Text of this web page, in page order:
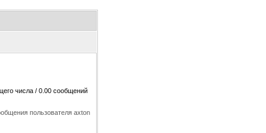
числа / 0.00 сообщений
пользователя axton